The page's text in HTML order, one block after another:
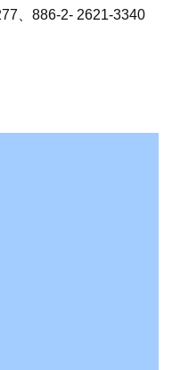
、886-2- 2621-3340